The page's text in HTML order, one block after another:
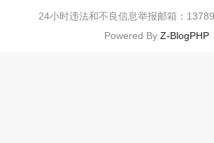
24小时违法和不良信息举报邮箱：
Powered By Z-BlogPHP